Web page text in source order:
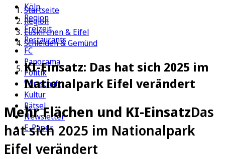
Köln
Region
Freizeit
Restaurants
FC
Panorama
Politik
Wirtschaft
Kultur
Rätsel
Newsletter
E-Paper
Startseite
Region
Euskirchen & Eifel
Schleiden & Gemünd
KI-Einsatz: Das hat sich 2025 im
Nationalpark Eifel verändert
Mehr Flächen und KI-EinsatzDas
hat sich 2025 im Nationalpark
Eifel verändert